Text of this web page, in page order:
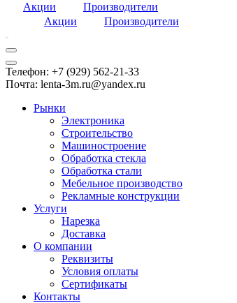
Акции
Производители
Акции
Производители
Телефон: +7 (929) 562-21-33
Почта: lenta-3m.ru@yandex.ru
Рынки
Электроника
Строительство
Машиностроение
Обработка стекла
Обработка стали
Мебельное производство
Рекламные конструкции
Услуги
Нарезка
Доставка
О компании
Реквизиты
Условия оплаты
Сертификаты
Контакты